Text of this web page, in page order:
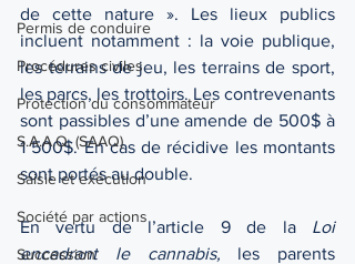
Permis de conduire
Procédures civiles
Protection du consommateur
S.A.A.Q. (SAAQ)
Saisie et exécution
Société par actions
Succession
de cette nature ». Les lieux publics
incluent notamment : la voie publique,
les terrains de jeu, les terrains de sport,
les parcs, les trottoirs. Les contrevenants
sont passibles d’une amende de 500$ à
1 500$. En cas de récidive les montants
sont portés au double.
En vertu de l’article 9 de la Loi
encadrant le cannabis, les parents